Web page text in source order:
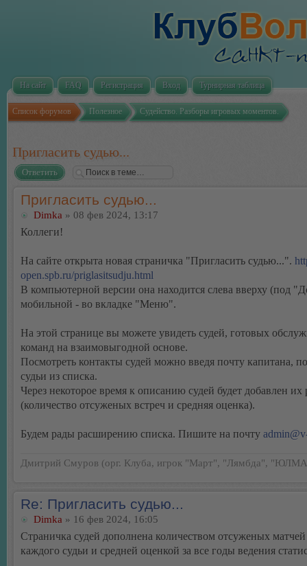
На сайт FAQ Регистрация Вход Турнирная таблица
Список форумов Полезное Судейство. Разборы игровых моментов.
Пригласить судью...
Ответить
Пригласить судью...
Dimka » 08 фев 2024, 13:17
Коллеги!
На сайте открыта новая страничка "Пригласить судью...".
open.spb.ru/priglasitsudju.html
В компьютерной версии она находится слева вверху (под
мобильной - во вкладке "Меню".
На этой странице вы можете увидеть судей, готовых
команд на взаимовыгодной основе.
Посмотреть контакты судей можно введя почту капитана,
судьи из списка.
Через некоторое время к описанию судей будет добавлен
(количество отсуженых встреч и средняя оценка).
Будем рады расширению списка. Пишите на почту
Дмитрий Смуров (орг. Клуба, игрок "Март", "Лямбда",
Re: Пригласить судью...
Dimka » 16 фев 2024, 16:05
Страничка судей дополнена количеством отсуженых
каждого судьи и средней оценкой за все годы ведения